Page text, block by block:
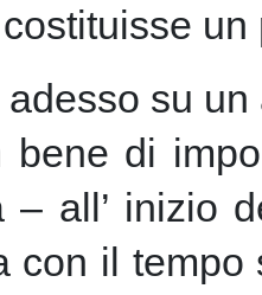
costituisse un
su
di
– all’ inizio
con il tempo